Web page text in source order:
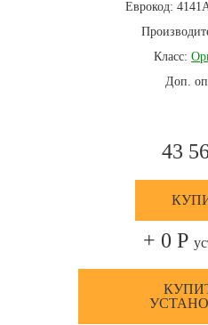
Еврокод:
Класс:
Доп.
43
+ 0 Р